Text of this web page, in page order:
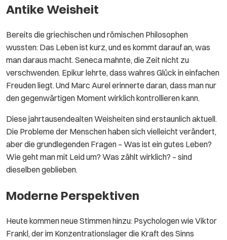
Antike Weisheit
Bereits die griechischen und römischen Philosophen
wussten: Das Leben ist kurz, und es kommt darauf an, was
man daraus macht. Seneca mahnte, die Zeit nicht zu
verschwenden. Epikur lehrte, dass wahres Glück in einfachen
Freuden liegt. Und Marc Aurel erinnerte daran, dass man nur
den gegenwärtigen Moment wirklich kontrollieren kann.
Diese jahrtausendealten Weisheiten sind erstaunlich aktuell.
Die Probleme der Menschen haben sich vielleicht verändert,
aber die grundlegenden Fragen – Was ist ein gutes Leben?
Wie geht man mit Leid um? Was zählt wirklich? – sind
dieselben geblieben.
Moderne Perspektiven
Heute kommen neue Stimmen hinzu: Psychologen wie Viktor
Frankl, der im Konzentrationslager die Kraft des Sinns